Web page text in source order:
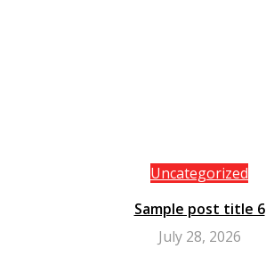
Uncategorized
Sample post title 6
July 28, 2026